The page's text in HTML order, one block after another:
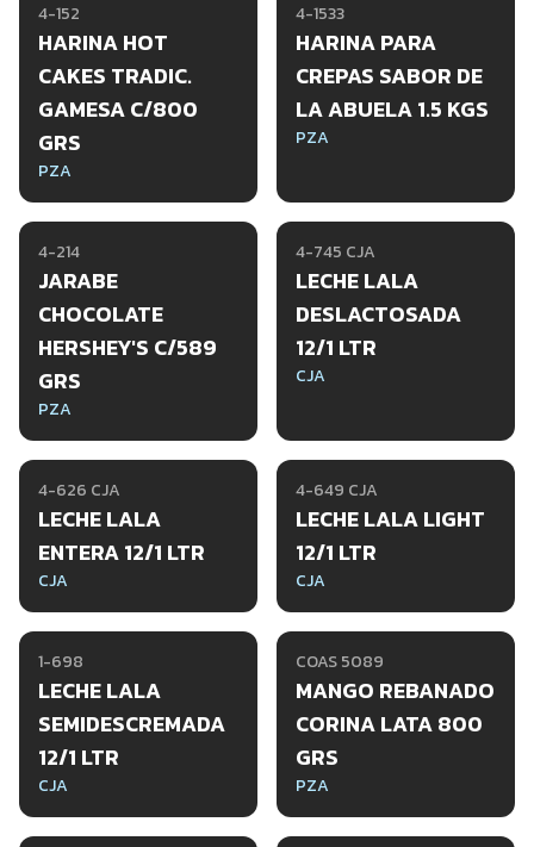
4-152
HARINA HOT
CAKES TRADIC.
GAMESA C/800
GRS
PZA
4-1533
HARINA PARA
CREPAS SABOR DE
LA ABUELA 1.5 KGS
PZA
4-214
JARABE
CHOCOLATE
HERSHEY'S C/589
GRS
PZA
4-745 CJA
LECHE LALA
DESLACTOSADA
12/1 LTR
CJA
4-626 CJA
LECHE LALA
ENTERA 12/1 LTR
CJA
4-649 CJA
LECHE LALA LIGHT
12/1 LTR
CJA
1-698
LECHE LALA
SEMIDESCREMADA
12/1 LTR
CJA
COAS 5089
MANGO REBANADO
CORINA LATA 800
GRS
PZA